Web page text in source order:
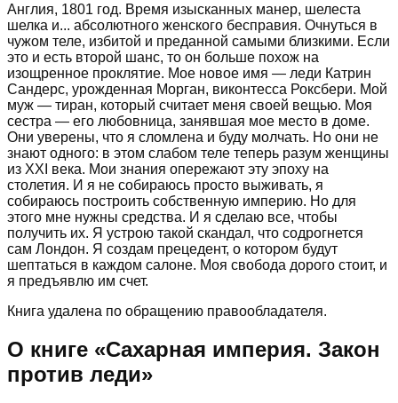
Англия, 1801 год. Время изысканных манер, шелеста
шелка и... абсолютного женского бесправия. Очнуться в
чужом теле, избитой и преданной самыми близкими. Если
это и есть второй шанс, то он больше похож на
изощренное проклятие. Мое новое имя — леди Катрин
Сандерс, урожденная Морган, виконтесса Роксбери. Мой
муж — тиран, который считает меня своей вещью. Моя
сестра — его любовница, занявшая мое место в доме.
Они уверены, что я сломлена и буду молчать. Но они не
знают одного: в этом слабом теле теперь разум женщины
из XXI века. Мои знания опережают эту эпоху на
столетия. И я не собираюсь просто выживать, я
собираюсь построить собственную империю. Но для
этого мне нужны средства. И я сделаю все, чтобы
получить их. Я устрою такой скандал, что содрогнется
сам Лондон. Я создам прецедент, о котором будут
шептаться в каждом салоне. Моя свобода дорого стоит, и
я предъявлю им счет.
Книга удалена по обращению правообладателя.
О книге «Сахарная империя. Закон
против леди»